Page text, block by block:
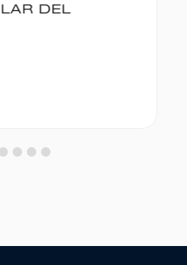
CORRE POR